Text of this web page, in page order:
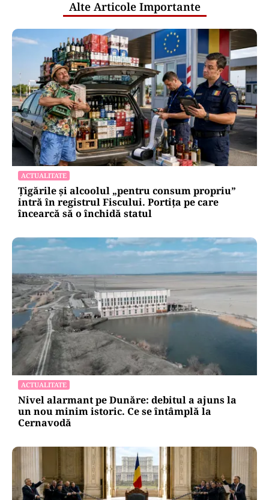
Alte Articole Importante
ACTUALITATE
Țigările și alcoolul „pentru consum propriu”
intră în registrul Fiscului. Portița pe care
încearcă să o închidă statul
ACTUALITATE
Nivel alarmant pe Dunăre: debitul a ajuns la
un nou minim istoric. Ce se întâmplă la
Cernavodă